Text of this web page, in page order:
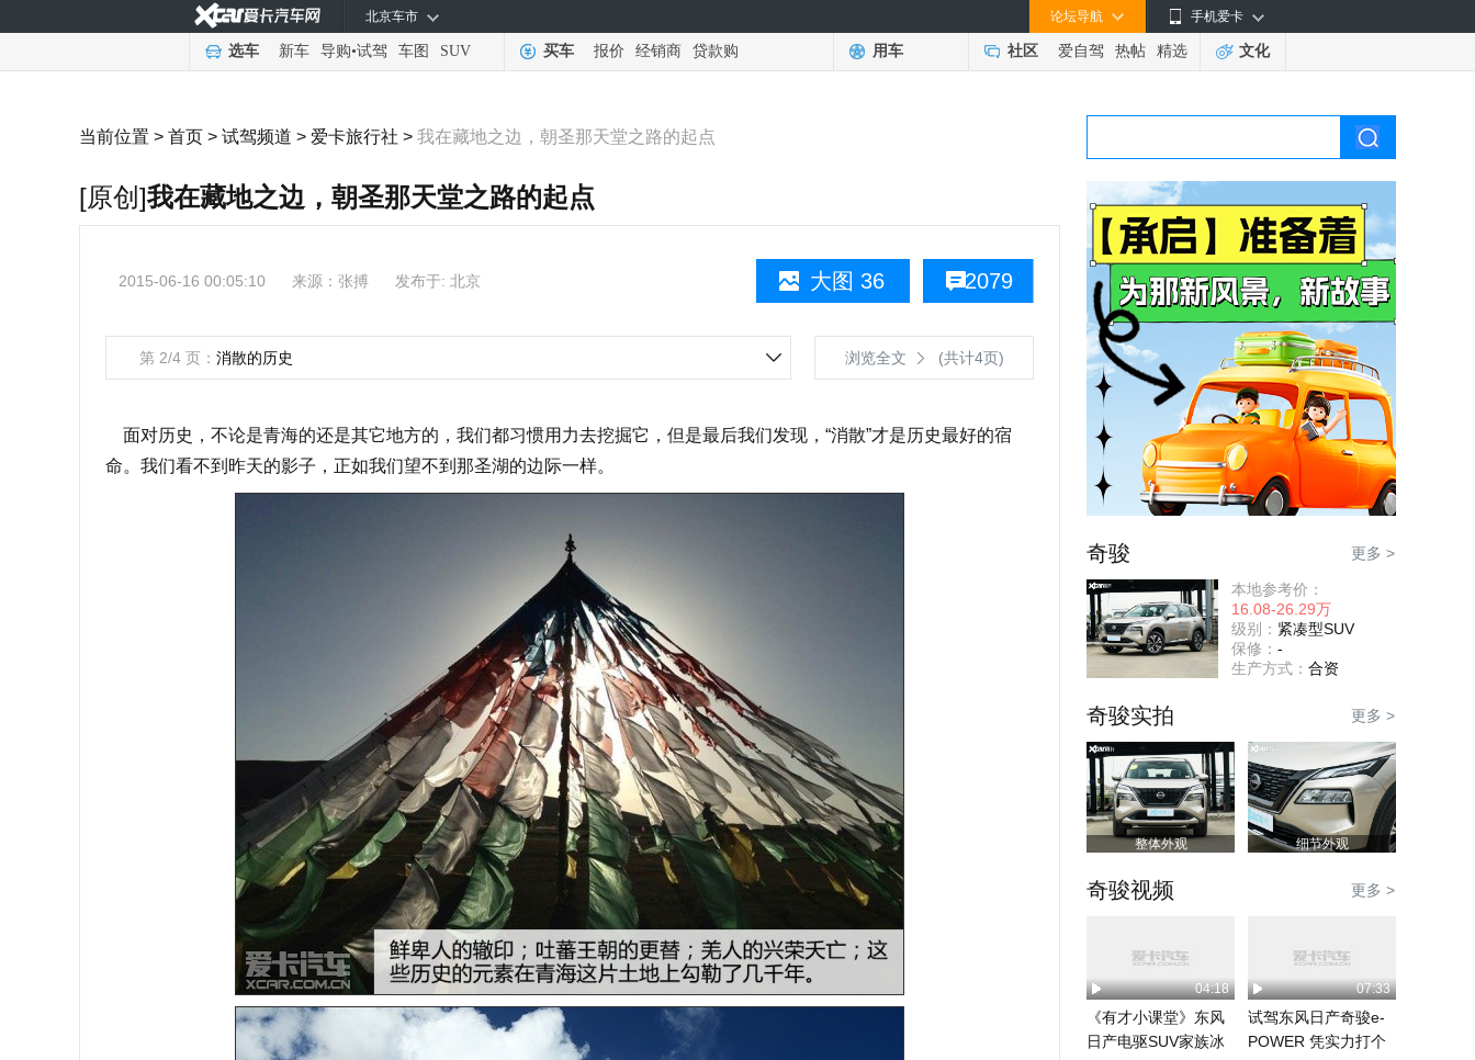
手机爱卡
论坛导航
北京车市
选车 新车 导购•试驾 车图 SUV 买车 报价 经销商 贷款购 用车 社区 爱自驾 热帖 精选 文化
当前位置 > 首页 > 试驾频道 > 爱卡旅行社 > 我在藏地之边，朝圣那天堂之路的起点
[原创]我在藏地之边，朝圣那天堂之路的起点
2079
大图 36
2015-06-16 00:05:10 来源： 张搏 发布于: 北京
第 2/4 页： 消散的历史 浏览全文 (共计4页)
面对历史，不论是青海的还是其它地方的，我们都习惯用力去挖掘它，但是最后我们发现，“消散”才是历史最好的宿
命。我们看不到昨天的影子，正如我们望不到那圣湖的边际一样。
奇骏 更多 >
本地参考价：
16.08-26.29万
级别： 紧凑型SUV
保修： -
生产方式： 合资
奇骏实拍 更多 >
整体外观 细节外观
奇骏视频 更多 >
04:18
《有才小课堂》东风
日产电驱SUV家族冰
07:33
试驾东风日产奇骏e-
POWER 凭实力打个